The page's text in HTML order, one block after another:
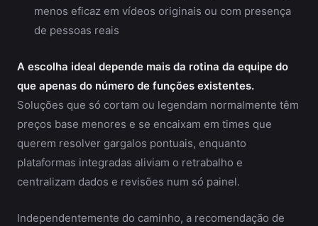
menos eficaz em vídeos originais ou com presença
de pessoas reais
A escolha ideal depende mais da rotina da equipe do
que apenas do número de funções existentes.
Soluções que só cortam ou legendam normalmente têm
preços base menores e se encaixam em times que
querem resolver gargalos pontuais, enquanto
plataformas integradas aliviam o retrabalho e
centralizam dados e revisões num só painel.
Independentemente do caminho, a recomendação de